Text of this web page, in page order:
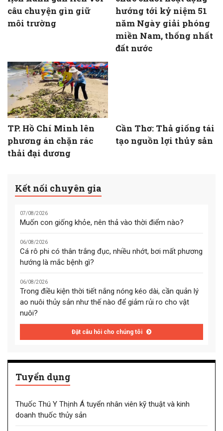
câu chuyện gìn giữ
môi trường
hướng tới kỷ niệm 51
năm Ngày giải phóng
miền Nam, thống nhất
đất nước
TP. Hồ Chí Minh lên
phương án chặn rác
thải đại dương
Cần Thơ: Thả giống tái
tạo nguồn lợi thủy sản
Kết nối chuyên gia
07/08/2026
Muốn con giống khỏe, nên thả vào thời điểm nào?
06/08/2026
Cá rô phi có thân trắng đục, nhiều nhớt, bơi mất phương
hướng là mắc bệnh gì?
06/08/2026
Trong điều kiện thời tiết nắng nóng kéo dài, cần quản lý
ao nuôi thủy sản như thế nào để giảm rủi ro cho vật
nuôi?
Đặt câu hỏi cho chúng tôi
Tuyển dụng
Thuốc Thú Y Thịnh Á tuyển nhân viên kỹ thuật và kinh
doanh thuốc thủy sản